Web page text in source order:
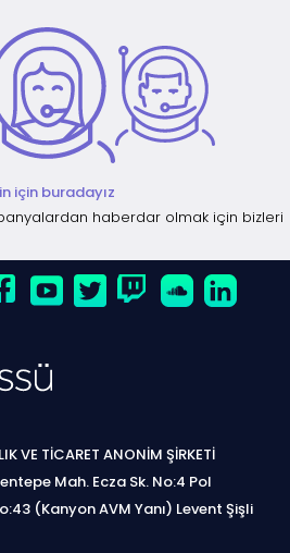
için buradayız
haberdar olmak için bizleri
VE TİCARET ANONİM ŞİRKETİ
Mah. Ecza Sk. No:4 Pol
(Kanyon AVM Yanı) Levent Şişli